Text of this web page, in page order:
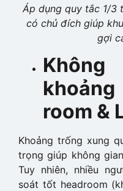
Áp dụng quy tắc 1/3
có chủ đích giúp
gợi
room &
Khoảng trống xung
trọng giúp không
Tuy nhiên, nhiều
soát tốt headroom